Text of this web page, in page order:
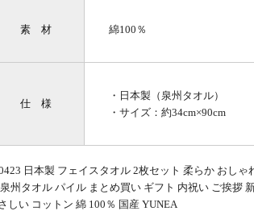
素 材 綿100％
仕 様
・日本製（泉州タオル）
・サイズ：約34cm×90cm
日本製 フェイスタオル 2枚セット 柔らか おし
州タオル パイル まとめ買い ギフト 内祝い ご挨拶
しい コットン 綿 100％ 国産 YUNEA